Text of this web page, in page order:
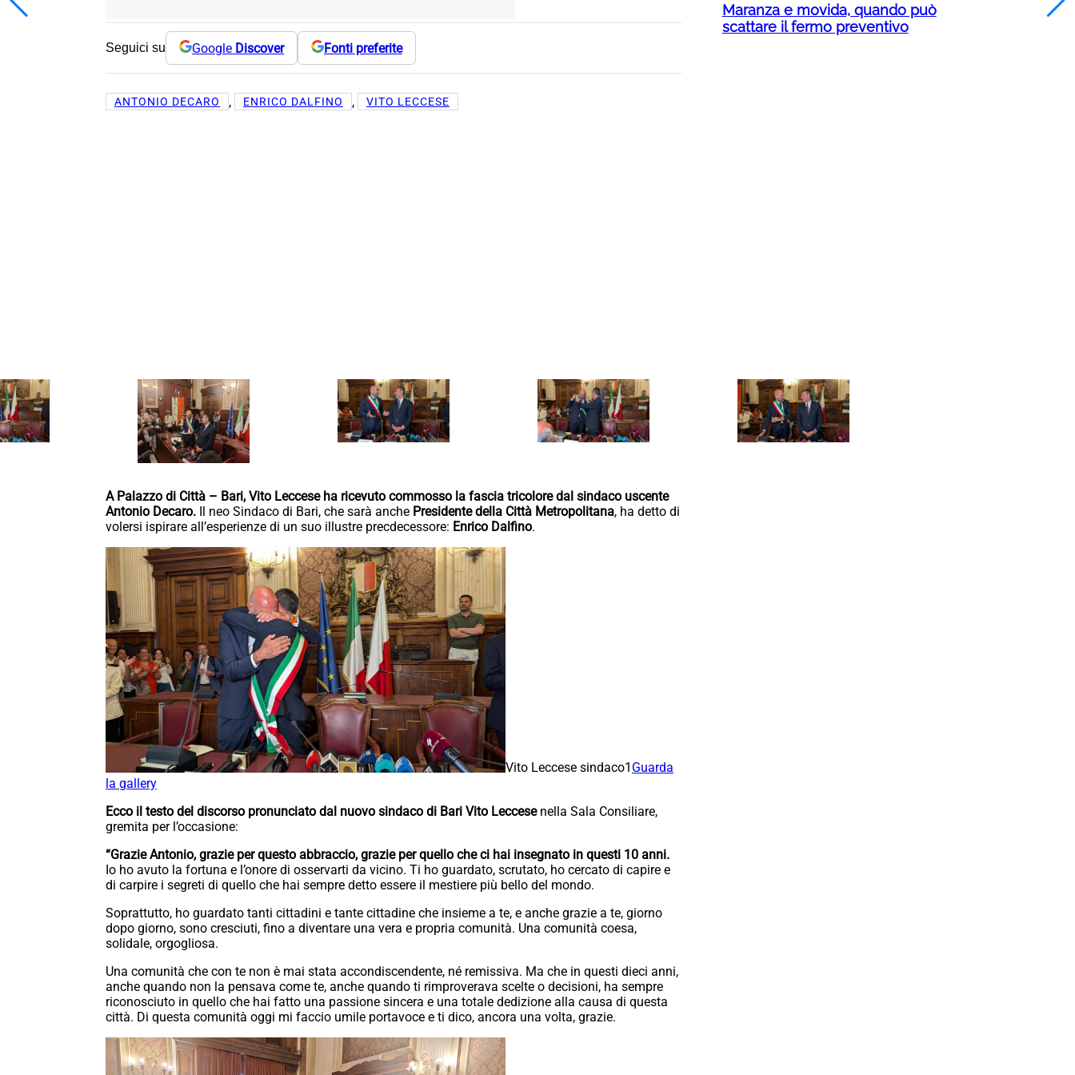
Seguici su Google Discover Fonti preferite
ANTONIO DECARO , ENRICO DALFINO , VITO LECCESE
A Palazzo di Città – Bari, Vito Leccese ha ricevuto commosso la fascia tricolore dal sindaco uscente
Antonio Decaro.
Il neo Sindaco di Bari, che sarà anche Presidente della Città Metropolitana, ha detto di
volersi ispirare all’esperienze di un suo illustre precdecessore: Enrico Dalfino.
Vito Leccese sindaco1 Guarda
la gallery
Ecco il testo del discorso pronunciato dal nuovo sindaco di Bari Vito Leccese nella Sala Consiliare,
gremita per l’occasione:
“Grazie Antonio, grazie per questo abbraccio, grazie per quello che ci hai insegnato in questi 10 anni.
Io ho avuto la fortuna e l’onore di osservarti da vicino. Ti ho guardato, scrutato, ho cercato di capire e
di carpire i segreti di quello che hai sempre detto essere il mestiere più bello del mondo.
Soprattutto, ho guardato tanti cittadini e tante cittadine che insieme a te, e anche grazie a te, giorno
dopo giorno, sono cresciuti, fino a diventare una vera e propria comunità. Una comunità coesa,
solidale, orgogliosa.
Una comunità che con te non è mai stata accondiscendente, né remissiva. Ma che in questi dieci anni,
anche quando non la pensava come te, anche quando ti rimproverava scelte o decisioni, ha sempre
riconosciuto in quello che hai fatto una passione sincera e una totale dedizione alla causa di questa
città. Di questa comunità oggi mi faccio umile portavoce e ti dico, ancora una volta, grazie.
Maranza e movida, quando può
scattare il fermo preventivo